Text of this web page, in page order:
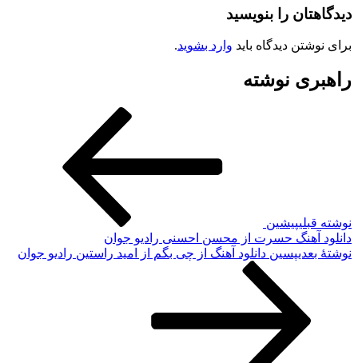
را بنویسید
نوشتن دیدگاه بایدوارد بشوید.
نوشته
قبلیپیشین
آهنگ حسرت از محسن احسنی رادیو جوان
بعدیپسین دانلود آهنگ از چی بگم از امید راستین رادیو جوان